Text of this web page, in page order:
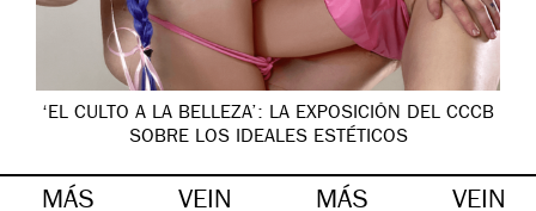
‘EL CULTO A LA BELLEZA’: LA EXPOSICIÓN DEL CCCB
SOBRE LOS IDEALES ESTÉTICOS
MÁS VEIN MÁS VEIN